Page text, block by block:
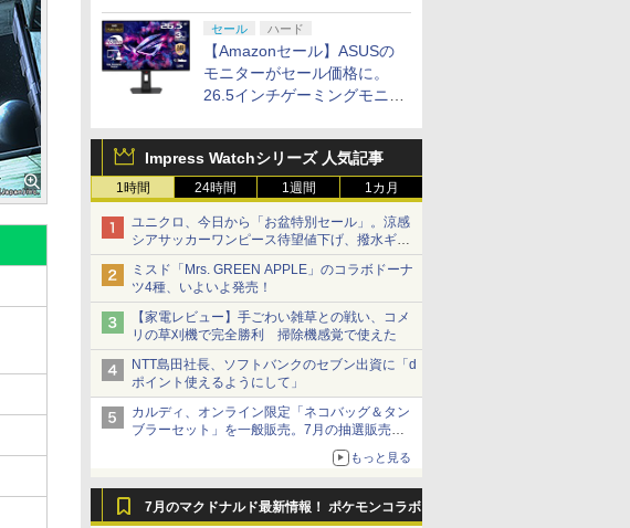
の2026年モデルがラインナ
ップ
セール ハード
【Amazonセール】ASUSの
モニターがセール価格に。
26.5インチゲーミングモニタ
XG27ACDMS」限定モデルも
お買い得
Impress Watchシリーズ 人気記事
1時間 24時間 1週間 1カ月
ユニクロ、今日から「お盆特別セール」。涼感
シアサッカーワンピース待望値下げ、撥水ギア
ショーツは1990円に
ミスド「Mrs. GREEN APPLE」のコラボドーナ
ツ4種、いよいよ発売！
【家電レビュー】手ごわい雑草との戦い、コメ
リの草刈機で完全勝利 掃除機感覚で使えた
NTT島田社長、ソフトバンクのセブン出資に「d
ポイント使えるようにして」
カルディ、オンライン限定「ネコバッグ＆タン
ブラーセット」を一般販売。7月の抽選販売の
もっと見る
7月のマクドナルド最新情報！ ポケモンコラボ